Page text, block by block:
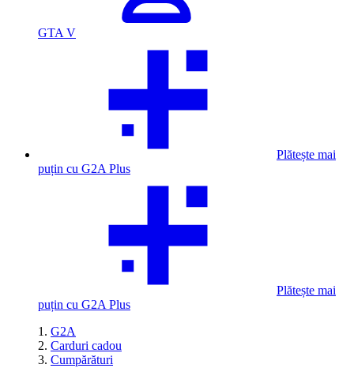
GTA V
Plătește mai
puțin cu G2A Plus
Plătește mai
puțin cu G2A Plus
G2A
Carduri cadou
Cumpărături